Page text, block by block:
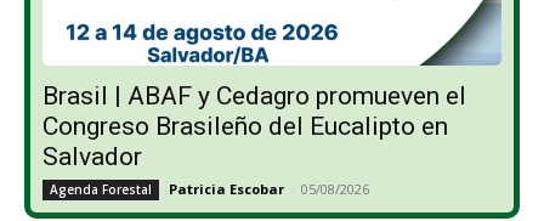
Brasil | ABAF y Cedagro promueven el
Congreso Brasileño del Eucalipto en
Salvador
Agenda Forestal Patricia Escobar - 05/08/2026